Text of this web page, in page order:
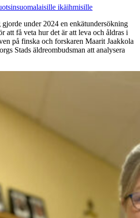
ikäihmisille
under 2024 en enkätundersökning
att få veta hur det är att leva och åldras i
på finska och forskaren Maarit Jaakkola
Stads äldreombudsman att analysera